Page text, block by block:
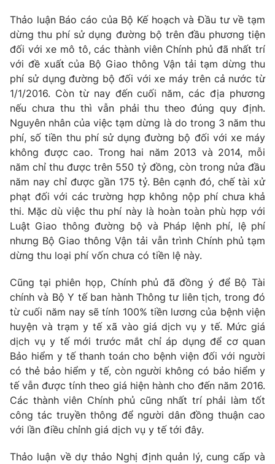
Góc doanh nghiệp
Truyền hình
Phim VTV
Hậu trường
Nhân vật
Khán giả
Giải sao mai
Giải trí
Điện ảnh
Âm nhạc
Sao
Đời sống
Du lịch
Làm đẹp
Chất lượng cuộc sống
Giáo dục
Tuyển sinh
Học trực tuyến
Công nghệ
Hitech Công nghệ tương lai
Sản phẩm
Thị trường
Tư vấn
Giao lưu trực tuyến
Lịch phát sóng
Emagazine Podcast
Photo Infographic
Video Shorts video
VTV Money VTV Thể thao
Bất động sản
Thảo luận Báo cáo của Bộ Kế hoạch và Đầu tư về tạm
dừng thu phí sử dụng đường bộ trên đầu phương tiện
đối với xe mô tô, các thành viên Chính phủ đã nhất trí
với đề xuất của Bộ Giao thông Vận tải tạm dừng thu
phí sử dụng đường bộ đối với xe máy trên cả nước từ
1/1/2016. Còn từ nay đến cuối năm, các địa phương
nếu chưa thu thì vẫn phải thu theo đúng quy định.
Nguyên nhân của việc tạm dừng là do trong 3 năm thu
phí, số tiền thu phí sử dụng đường bộ đối với xe máy
không được cao. Trong hai năm 2013 và 2014, mỗi
năm chỉ thu được trên 550 tỷ đồng, còn trong nửa đầu
năm nay chỉ được gần 175 tỷ. Bên cạnh đó, chế tài xử
phạt đối với các trường hợp không nộp phí chưa khả
thi. Mặc dù việc thu phí này là hoàn toàn phù hợp với
Luật Giao thông đường bộ và Pháp lệnh phí, lệ phí
nhưng Bộ Giao thông Vận tải vẫn trình Chính phủ tạm
dừng thu loại phí vốn chưa có tiền lệ này.
Cũng tại phiên họp, Chính phủ đã đồng ý để Bộ Tài
chính và Bộ Y tế ban hành Thông tư liên tịch, trong đó
từ cuối năm nay sẽ tính 100% tiền lương của bệnh viện
huyện và trạm y tế xã vào giá dịch vụ y tế. Mức giá
dịch vụ y tế mới trước mắt chỉ áp dụng để cơ quan
Bảo hiểm y tế thanh toán cho bệnh viện đối với người
có thẻ bảo hiểm y tế, còn người không có bảo hiểm y
tế vẫn được tính theo giá hiện hành cho đến năm 2016.
Các thành viên Chính phủ cũng nhất trí phải làm tốt
công tác truyền thông để người dân đồng thuận cao
với lần điều chỉnh giá dịch vụ y tế tới đây.
Thảo luận về dự thảo Nghị định quản lý, cung cấp và